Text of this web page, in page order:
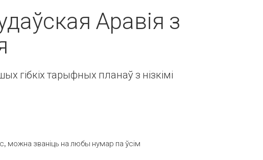
Аравія з
гібкіх тарыфных планаў з нізкімі
можна званіць на любы нумар па ўсім